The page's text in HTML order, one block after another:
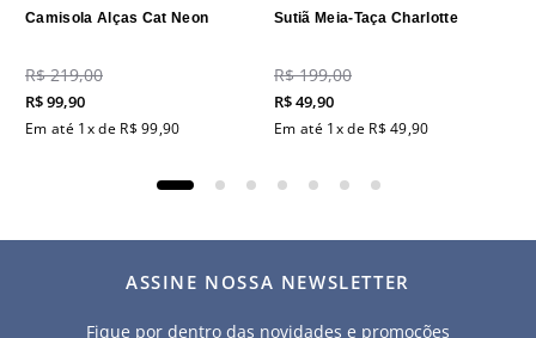
Camisola Alças Cat Neon
R$ 219,00
R$99,90
Em até 1x de R$ 99,90
Sutiã Meia-Taça Charlotte
R$ 199,00
R$49,90
Em até 1x de R$ 49,90
ASSINE NOSSA NEWSLETTER
Fique por dentro das novidades e promoções